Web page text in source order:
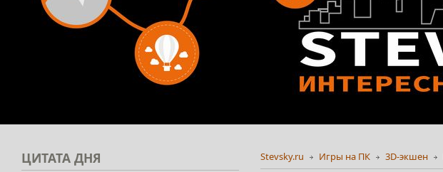
Stevsky.ru Игры на ПК 3D-экшен
ЦИТАТА ДНЯ